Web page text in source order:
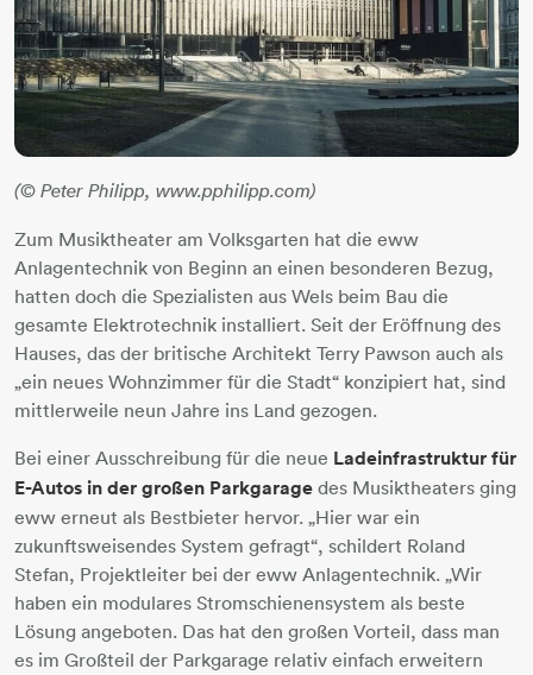
(© Peter Philipp, www.pphilipp.com)
Zum Musiktheater am Volksgarten hat die eww
Anlagentechnik von Beginn an einen besonderen Bezug,
hatten doch die Spezialisten aus Wels beim Bau die
gesamte Elektrotechnik installiert. Seit der Eröffnung des
Hauses, das der britische Architekt Terry Pawson auch als
„ein neues Wohnzimmer für die Stadt“ konzipiert hat, sind
mittlerweile neun Jahre ins Land gezogen.
Bei einer Ausschreibung für die neue Ladeinfrastruktur für
E-Autos in der großen Parkgarage des Musiktheaters ging
eww erneut als Bestbieter hervor. „Hier war ein
zukunftsweisendes System gefragt“, schildert Roland
Stefan, Projektleiter bei der eww Anlagentechnik. „Wir
haben ein modulares Stromschienensystem als beste
Lösung angeboten. Das hat den großen Vorteil, dass man
es im Großteil der Parkgarage relativ einfach erweitern